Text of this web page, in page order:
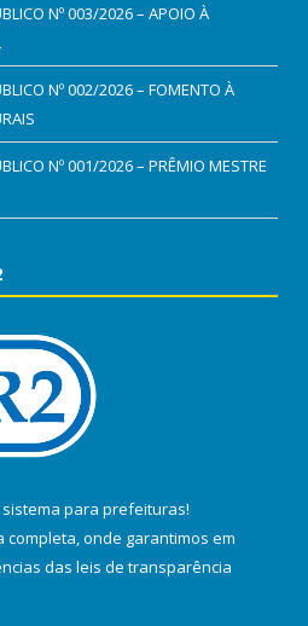
Nº 003/2026 – APOIO À
Nº 002/2026 – FOMENTO À
Nº 001/2026 – PRÊMIO MESTRE
sistema para prefeituras!
completa, onde garantimos em
das leis de transparência